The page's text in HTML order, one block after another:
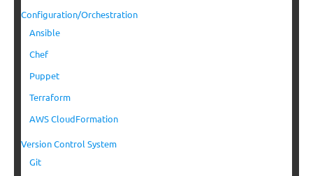
Configuration/Orchestration
Ansible
Chef
Puppet
Terraform
AWS CloudFormation
Version Control System
Git